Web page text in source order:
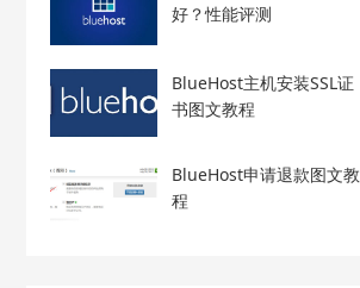
好？性能评测
BlueHost主机安装SSL证
书图文教程
BlueHost申请退款图文教
程